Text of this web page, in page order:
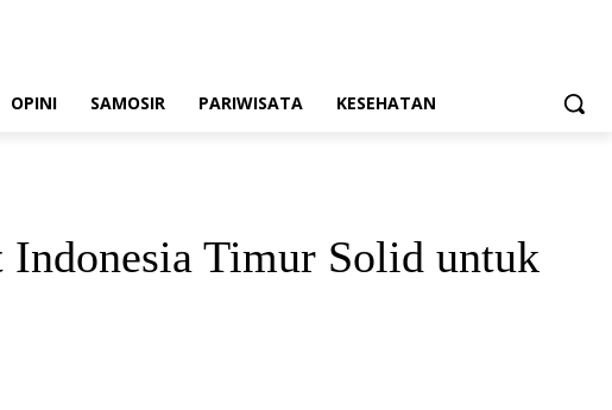
OPINI SAMOSIR PARIWISATA KESEHATAN
Indonesia Timur Solid untuk